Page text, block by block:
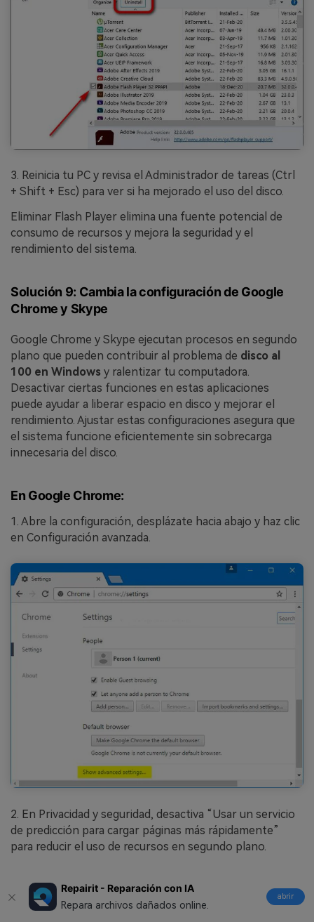
Repairit - Reparación con IA
Repara archivos dañados online.
abrir
3. Reinicia tu PC y revisa el Administrador de tareas (Ctrl
+ Shift + Esc) para ver si ha mejorado el uso del disco.
Eliminar Flash Player elimina una fuente potencial de
consumo de recursos y mejora la seguridad y el
rendimiento del sistema.
Solución 9: Cambia la configuración de Google
Chrome y Skype
Google Chrome y Skype ejecutan procesos en segundo
plano que pueden contribuir al problema de disco al
100 en Windows y ralentizar tu computadora.
Desactivar ciertas funciones en estas aplicaciones
puede ayudar a liberar espacio en disco y mejorar el
rendimiento. Ajustar estas configuraciones asegura que
el sistema funcione eficientemente sin sobrecarga
innecesaria del disco.
En Google Chrome:
1. Abre la configuración, desplázate hacia abajo y haz clic
en Configuración avanzada.
2. En Privacidad y seguridad, desactiva “Usar un servicio
de predicción para cargar páginas más rápidamente”
para reducir el uso de recursos en segundo plano.
Para Skype:
1. Cierra la aplicación y asegúrate de que no se esté